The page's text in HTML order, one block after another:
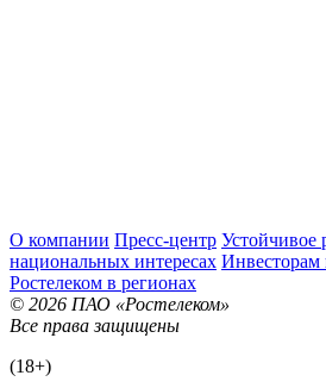
О компании Пресс-центр Устойчивое
национальных интересах Инвесторам
Ростелеком в регионах
© 2026 ПАО «Ростелеком»
Все права защищены
(18+)